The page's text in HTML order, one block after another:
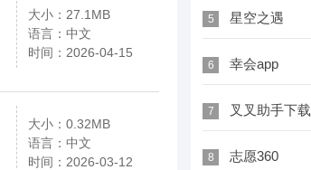
大小：27.1MB
语言：中文
时间：2026-04-15
大小：0.32MB
语言：中文
时间：2026-03-12
5 星空之遇
6 幸会app
7 叉叉助手下载
8 志愿360